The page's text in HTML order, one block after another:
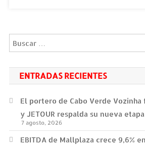
ENTRADAS RECIENTES
El portero de Cabo Verde Vozinha
y JETOUR respalda su nueva etapa
7 agosto, 2026
EBITDA de Mallplaza crece 9,6%